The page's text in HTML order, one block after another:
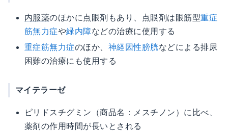
内服薬のほかに点眼剤もあり、点眼剤は眼筋型重症
筋無力症や緑内障などの治療に使用する
重症筋無力症のほか、 神経因性膀胱などによる排尿
困難の治療にも使用する
マイテラーゼ
ピリドスチグミン（商品名：メスチノン）に比べ、
薬剤の作用時間が長いとされる